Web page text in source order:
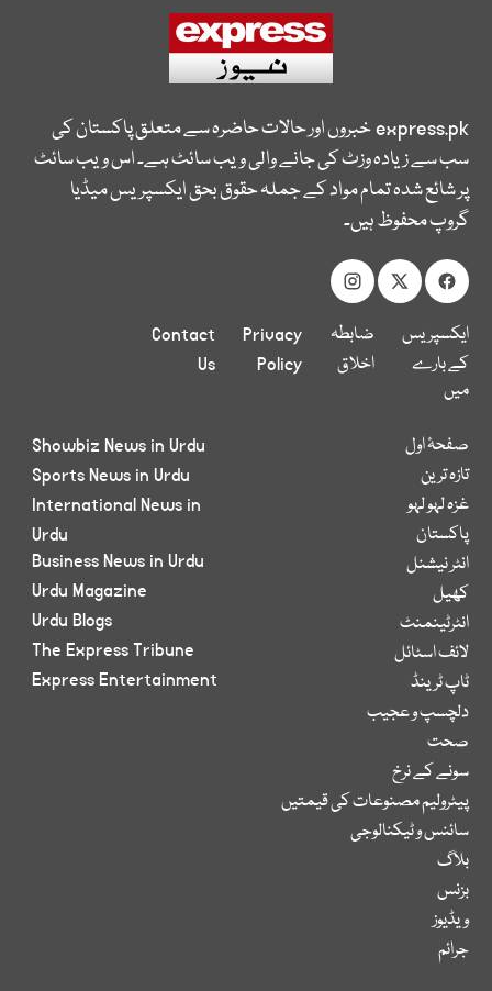
express.pkخبروں اور حالات حاضرہ سے متعلق پاکستان کی
سب سے زیادہ وزٹ کی جانے والی ویب سائٹ ہے۔ اس ویب سائٹ
پر شائع شدہ تمام مواد کے جملہ حقوق بحق ایکسپریس میڈیا
گروپ محفوظ ہیں۔
ایکسپریس
کے بارے
میں
ضابطہ
اخلاق
Privacy
Policy
Contact
Us
صفحۂ اول
تازہ ترین
غزہ لہو لہو
پاکستان
انٹر نیشنل
کھیل
انٹرٹینمنٹ
لائف اسٹائل
ٹاپ ٹرینڈ
دلچسپ و عجیب
صحت
سونے کے نرخ
پیٹرولیم مصنوعات کی قیمتیں
سائنس و ٹیکنالوجی
بلاگ
بزنس
ویڈیوز
جرائم
Showbiz News in Urdu
Sports News in Urdu
International News in
Urdu
Business News in Urdu
Urdu Magazine
Urdu Blogs
The Express Tribune
Express Entertainment